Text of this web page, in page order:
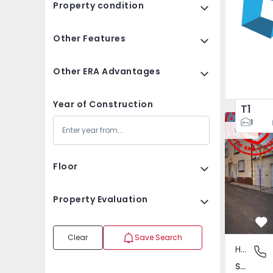
Property condition
Other Features
Other ERA Advantages
Year of Construction
Floor
Property Evaluation
Clear Save Search
T1
1
New
House T2 PontaHouse T2
Santa
House
Santa Bárbara, Ilha de São Miguel